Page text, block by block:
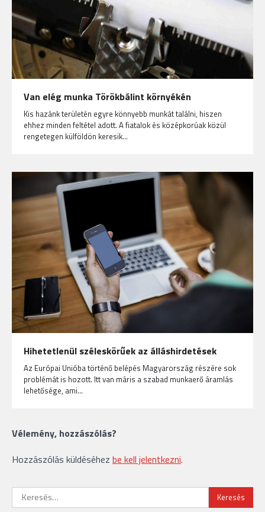
Van elég munka Törökbálint környékén
Kis hazánk területén egyre könnyebb munkát találni, hiszen
ehhez minden feltétel adott. A fiatalok és középkorúak közül
rengetegen külföldön keresik…
Hihetetlenül széleskörűek az álláshirdetések
Az Európai Unióba történő belépés Magyarország részére sok
problémát is hozott. Itt van máris a szabad munkaerő áramlás
lehetősége, ami…
Vélemény, hozzászólás?
Hozzászólás küldéséhez be kell jelentkezni.
Keresés: